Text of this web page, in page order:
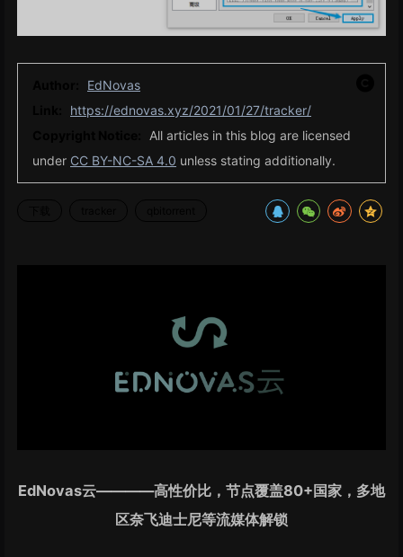
EdNovas
https://ednovas.xyz/2021/01/27/tracker/
All articles in this blog are licensed
under CC BY-NC-SA 4.0 unless stating additionally.
EdNovas云————高性价比，节点覆盖80+国家，多地
区奈飞迪士尼等流媒体解锁